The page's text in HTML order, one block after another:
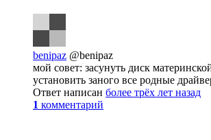
benipaz @benipaz
мой совет: засунуть диск
установить заного все родные
Ответ написан более трёх лет назад
1 комментарий